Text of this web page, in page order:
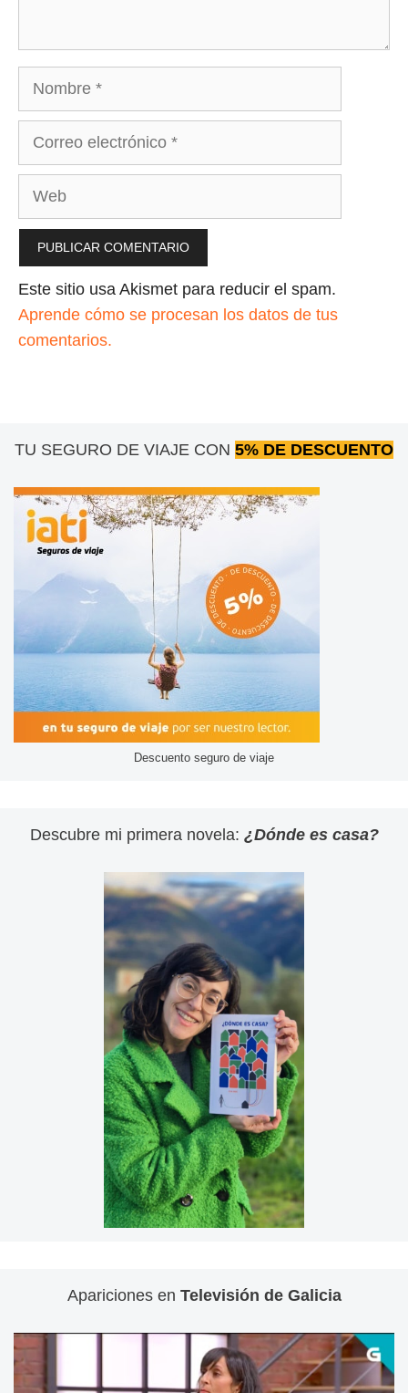
Nombre
Correo
Web
Este sitio usa Akismet para reducir el spam.
Aprende cómo se procesan los datos de tus
comentarios.
TU SEGURO DE VIAJE CON 5% DE DESCUENTO
Descuento seguro de viaje
Descubre mi primera novela: ¿Dónde es casa?
Apariciones en Televisión de Galicia